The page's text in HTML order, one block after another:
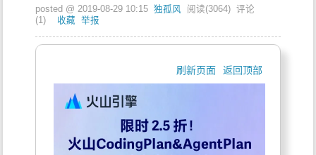
posted @2019-08-29 10:15 独孤风 阅读(3064) 评论
(1) 收藏 举报
刷新页面 返回顶部